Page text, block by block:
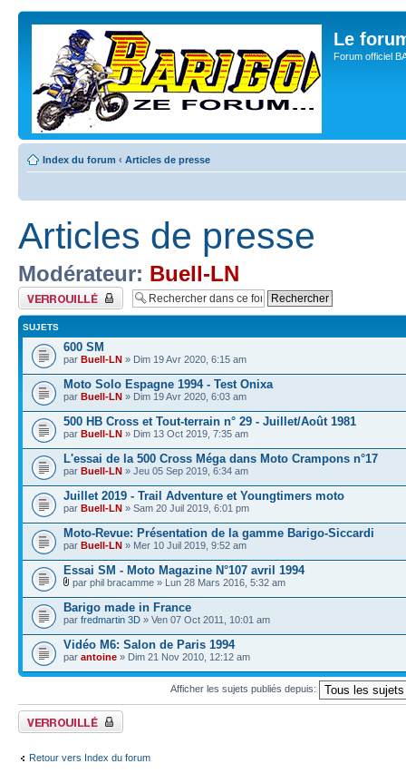
Le
Forum officiel
Index du forum ‹ Articles de presse
Articles de presse
Modérateur: Buell-LN
Forum verrouillé
SUJETS
600 SM
par Buell-LN » Dim 19 Avr 2020, 6:15 am
Moto Solo Espagne 1994 - Test Onixa
par Buell-LN » Dim 19 Avr 2020, 6:03 am
500 HB Cross et Tout-terrain n° 29 - Juillet/Août 1981
par Buell-LN » Dim 13 Oct 2019, 7:35 am
L'essai de la 500 Cross Méga dans Moto Crampons n°17
par Buell-LN » Jeu 05 Sep 2019, 6:34 am
Juillet 2019 - Trail Adventure et Youngtimers moto
par Buell-LN » Sam 20 Juil 2019, 6:01 pm
Moto-Revue: Présentation de la gamme Barigo-Siccardi
par Buell-LN » Mer 10 Juil 2019, 9:52 am
Essai SM - Moto Magazine N°107 avril 1994
par phil bracamme » Lun 28 Mars 2016, 5:32 am
Barigo made in France
par fredmartin 3D » Ven 07 Oct 2011, 10:01 am
Vidéo M6: Salon de Paris 1994
par antoine » Dim 21 Nov 2010, 12:12 am
Afficher les sujets publiés depuis:
Forum verrouillé
Retour vers Index du forum